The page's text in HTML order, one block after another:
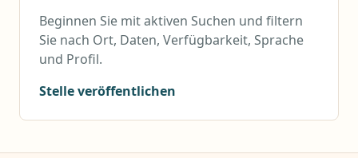
Beginnen Sie mit aktiven Suchen und filtern
Sie nach Ort, Daten, Verfügbarkeit, Sprache
und Profil.
Stelle veröffentlichen